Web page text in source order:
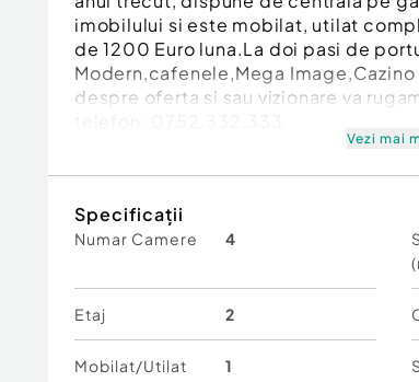
imobilului si este mobilat, utilat
de 1200 Euro luna.La doi pasi de
Modern,cafenele,Mega
despre oferta si sau vizionare va
Număr Băi:2
Comision cumpărător:
Nr. locuri parcare:3
Vezi mai
Specificații
Numar Camere 4
Etaj 2
Mobilat/Utilat 1